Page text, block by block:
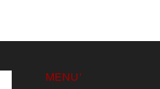
MENU'